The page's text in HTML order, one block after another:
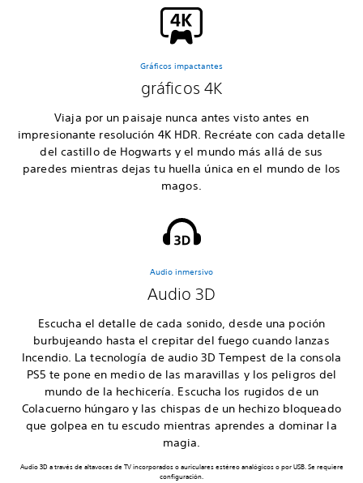
Gráficos impactantes
gráficos 4K
Viaja por un paisaje nunca antes visto antes en
impresionante resolución 4K HDR. Recréate con cada detalle
del castillo de Hogwarts y el mundo más allá de sus
paredes mientras dejas tu huella única en el mundo de los
magos.
Audio inmersivo
Audio 3D
Escucha el detalle de cada sonido, desde una poción
burbujeando hasta el crepitar del fuego cuando lanzas
Incendio. La tecnología de audio 3D Tempest de la consola
PS5 te pone en medio de las maravillas y los peligros del
mundo de la hechicería. Escucha los rugidos de un
Colacuerno húngaro y las chispas de un hechizo bloqueado
que golpea en tu escudo mientras aprendes a dominar la
magia.
Audio 3D a través de altavoces de TV incorporados o auriculares estéreo analógicos o por USB. Se requiere
configuración.